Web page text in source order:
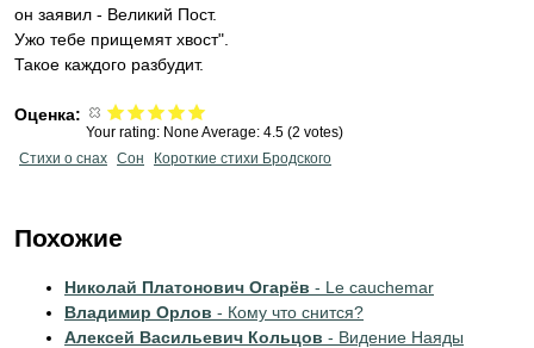
он заявил - Великий Пост.
Ужо тебе прищемят хвост".
Такое каждого разбудит.
Оценка:
Your rating: None Average: 4.5 (2 votes)
Стихи о снах Сон Короткие стихи Бродского
Похожие
Николай Платонович Огарёв - Le cauchemar
Владимир Орлов - Кому что снится?
Алексей Васильевич Кольцов - Видение Наяды